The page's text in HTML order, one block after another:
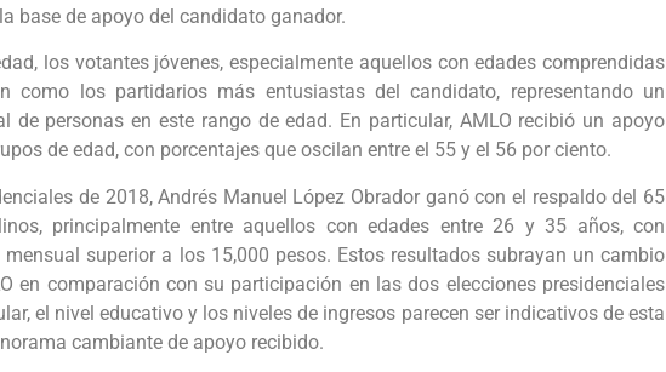
base de apoyo del candidato ganador.
los votantes jóvenes, especialmente aquellos con edades comprendidas
como los partidarios más entusiastas del candidato, representando un
de personas en este rango de edad. En particular, AMLO recibió un apoyo
de edad, con porcentajes que oscilan entre el 55 y el 56 por ciento.
de 2018, Andrés Manuel López Obrador ganó con el respaldo del 65
principalmente entre aquellos con edades entre 26 y 35 años, con
superior a los 15,000 pesos. Estos resultados subrayan un cambio
en comparación con su participación en las dos elecciones presidenciales
el nivel educativo y los niveles de ingresos parecen ser indicativos de esta
cambiante de apoyo recibido.